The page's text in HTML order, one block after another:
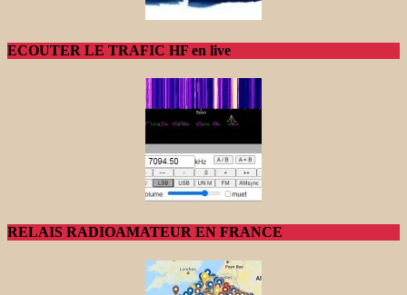
ECOUTER LE TRAFIC HF en live
RELAIS RADIOAMATEUR EN FRANCE